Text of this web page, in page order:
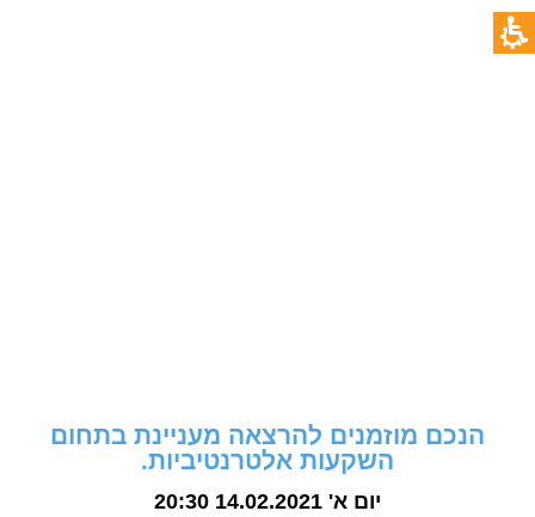
הנכם מוזמנים להרצאה מעניינת בתחום
השקעות אלטרנטיביות.
יום א' 14.02.2021 20:30